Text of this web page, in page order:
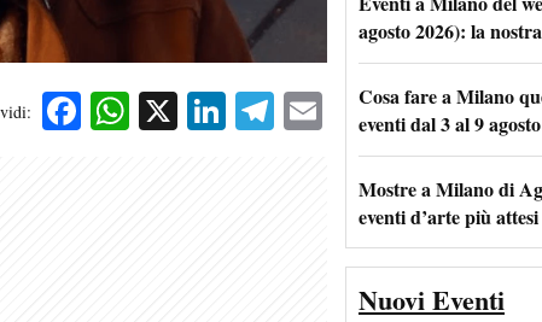
Facebook
WhatsApp
X LinkedIn
Telegram
Email
agosto 2026): la
Cosa fare a Milano
eventi dal 3 al 9
Mostre a Milano di
eventi d’arte più attesi
Nuovi Eventi